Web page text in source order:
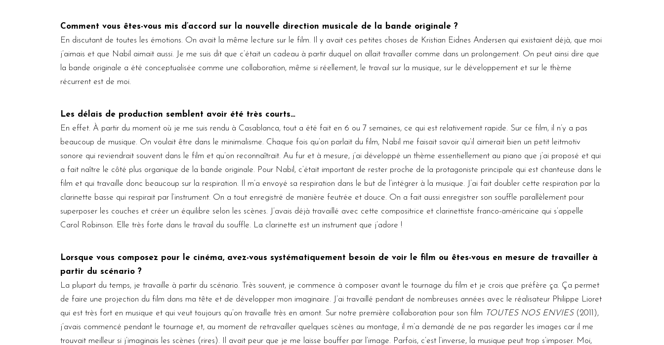
Comment vous êtes-vous mis d’accord sur la nouvelle direction musicale de la bande originale ?
En discutant de toutes les émotions. On avait la même lecture sur le film. Il y avait ces petites choses de Kristian Eidnes Andersen qui existaient déjà, que moi
j’aimais et que Nabil aimait aussi. Je me suis dit que c’était un cadeau à partir duquel on allait travailler comme dans un prolongement. On peut ainsi dire que
la bande originale a été conceptualisée comme une collaboration, même si réellement, le travail sur la musique, sur le développement et sur le thème
récurrent est de moi.
Les délais de production semblent avoir été très courts…
En effet. À partir du moment où je me suis rendu à Casablanca, tout a été fait en 6 ou 7 semaines, ce qui est relativement rapide. Sur ce film, il n’y a pas
beaucoup de musique. On voulait être dans le minimalisme. Chaque fois qu’on parlait du film, Nabil me faisait savoir qu’il aimerait bien un petit leitmotiv
sonore qui reviendrait souvent dans le film et qu’on reconnaîtrait. Au fur et à mesure, j’ai développé un thème essentiellement au piano que j’ai proposé et qui
a fait naître le côté plus organique de la bande originale. Pour Nabil, c’était important de rester proche de la protagoniste principale qui est chanteuse dans le
film et qui travaille donc beaucoup sur la respiration. Il m’a envoyé sa respiration dans le but de l’intégrer à la musique. J’ai fait doubler cette respiration par la
clarinette basse qui respirait par l’instrument. On a tout enregistré de manière feutrée et douce. On a fait aussi enregistrer son souffle parallèlement pour
superposer les couches et créer un équilibre selon les scènes. J’avais déjà travaillé avec cette compositrice et clarinettiste franco-américaine qui s’appelle
Carol Robinson. Elle très forte dans le travail du souffle. La clarinette est un instrument que j’adore !
Lorsque vous composez pour le cinéma, avez-vous systématiquement besoin de voir le film ou êtes-vous en mesure de travailler à
partir du scénario ?
La plupart du temps, je travaille à partir du scénario. Très souvent, je commence à composer avant le tournage du film et je crois que préfère ça. Ça permet
de faire une projection du film dans ma tête et de développer mon imaginaire. J’ai travaillé pendant de nombreuses années avec le réalisateur Philippe Lioret
qui est très fort en musique et qui veut toujours qu’on travaille très en amont. Sur notre première collaboration pour son film TOUTES NOS ENVIES(2011),
j’avais commencé pendant le tournage et, au moment de retravailler quelques scènes au montage, il m’a demandé de ne pas regarder les images car il me
trouvait meilleur si j’imaginais les scènes (rires). Il avait peur que je me laisse bouffer par l’image. Parfois, c’est l’inverse, la musique peut trop s’imposer. Moi,